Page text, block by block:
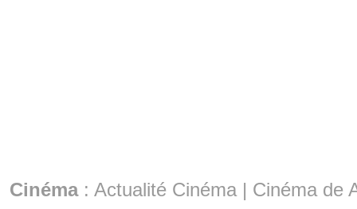
Cinéma: Actualité Cinéma | Cinéma de